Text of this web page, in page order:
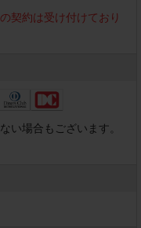
契約は受け付けており
い場合もございます。